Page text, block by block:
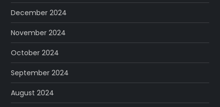
December 2024
November 2024
October 2024
September 2024
August 2024